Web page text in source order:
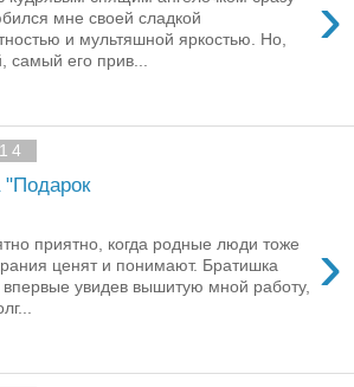
›
мне своей сладкой
и мультяшной яркостью. Но,
самый его прив...
›
приятно, когда родные люди тоже
ценят и понимают. Братишка
увидев вышитую мной работу,